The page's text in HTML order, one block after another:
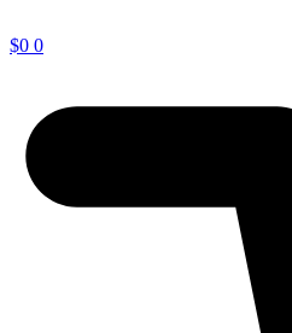
$0 0